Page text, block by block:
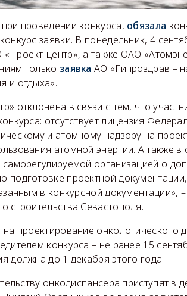
проведении конкурса, обязала
заявки. В понедельник, 4
центр», а также ОАО
только заявка АО «Гипроздрав –
и отдыха».
отклонена в связи с тем, что
отсутствует лицензия
и атомному надзору на
атомной энергии. А также в
организацией о
подготовке проектной
в конкурсной документации»,
строительства Севастополя.
на проектирование онкологического
конкурса – не ранее 15
должна до 1 декабря этого года.
онкодиспансера приступят в